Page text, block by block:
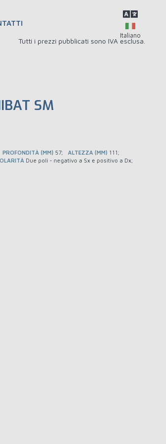
Tutti i prezzi pubblicati sono IVA esclusa.
SM
PROFONDITÀ (MM) 57 ALTEZZA (MM) 111
Due poli - negativo a Sx e positivo a Dx